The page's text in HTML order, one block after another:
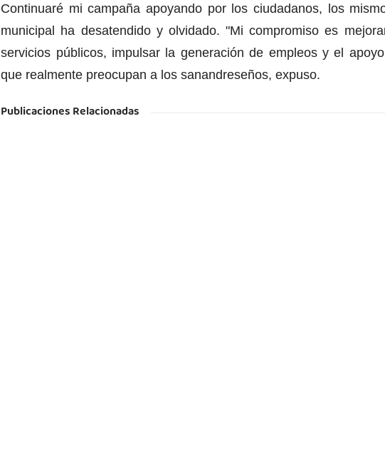
Continuaré mi campaña apoyando por los ciudadanos, los
municipal ha desatendido y olvidado. "Mi compromiso es
servicios públicos, impulsar la generación de empleos y el
que realmente preocupan a los sanandreseños, expuso.
Publicaciones Relacionadas